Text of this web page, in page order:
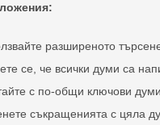
разширеното
се, че всички думи са
с по-общи ключови думи.
съкращенията с цяла